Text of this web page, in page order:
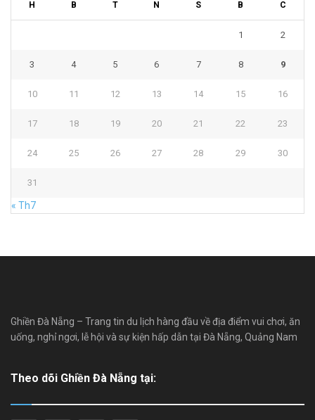
H B T N S B C
1 2
3 4 5 6 7 8 9
10 11 12 13 14 15 16
17 18 19 20 21 22 23
24 25 26 27 28 29 30
31
« Th7
Ghiền Đà Nẵng – Trang tin du lịch hàng đầu về địa điểm vui chơi, ăn
uống, nghỉ ngơi, lễ hội và sự kiện hấp dẫn tại Đà Nẵng, Quảng Nam
Theo dõi Ghiền Đà Nẵng tại: